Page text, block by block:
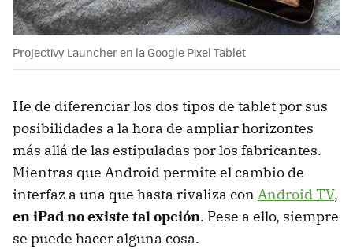
Projectivy Launcher en la Google Pixel Tablet
He de diferenciar los dos tipos de tablet por sus
posibilidades a la hora de ampliar horizontes
más allá de las estipuladas por los fabricantes.
Mientras que Android permite el cambio de
interfaz a una que hasta rivaliza con Android TV,
en iPad no existe tal opción. Pese a ello, siempre
se puede hacer alguna cosa.